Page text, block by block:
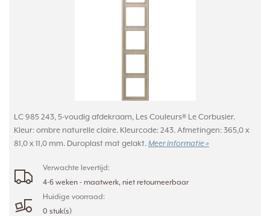
LC 985 243, 5-voudig afdekraam, Les Couleurs® Le Corbusier.
Kleur: ombre naturelle claire. Kleurcode: 243. Afmetingen: 365,0 x
81,0 x 11,0 mm. Duroplast mat gelakt. Meer informatie »
Verwachte levertijd:
4-6 weken - maatwerk, niet retourneerbaar
Huidige voorraad:
0 stuk(s)